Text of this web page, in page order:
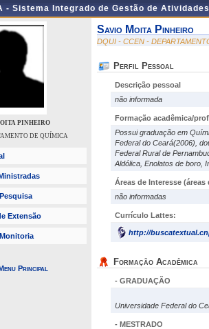
- Sistema Integrado de Gestão de
PINHEIRO
DE QUÍMICA
Extensão
Principal
Savio Moita Pinheiro
DQUI - CCEN -
Perfil Pessoal
Descrição pessoal
não informada
Formação acadêmica/
Possui graduação em
Federal do Ceará(2006),
Federal Rural de
Aldólica, Enolatos de boro,
Áreas de Interesse (áreas
não informadas
Currículo Lattes:
http://
Formação Acadêmica
- GRADUAÇÃO
Universidade Federal do
- MESTRADO